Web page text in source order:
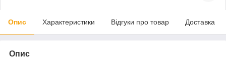
Опис Характеристики Відгуки про товар Доставка
Опис